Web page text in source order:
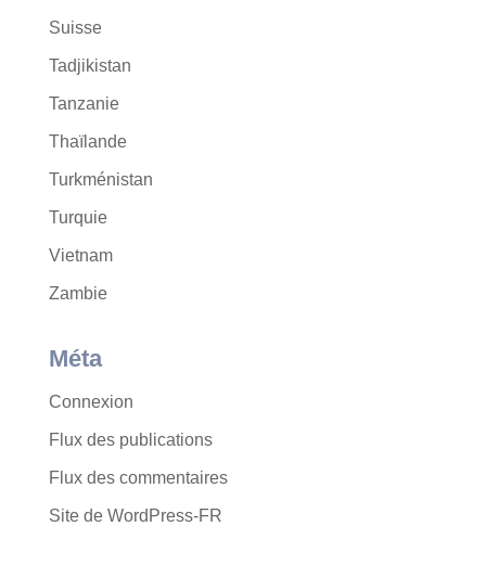
Suisse
Tadjikistan
Tanzanie
Thaïlande
Turkménistan
Turquie
Vietnam
Zambie
Méta
Connexion
Flux des publications
Flux des commentaires
Site de WordPress-FR